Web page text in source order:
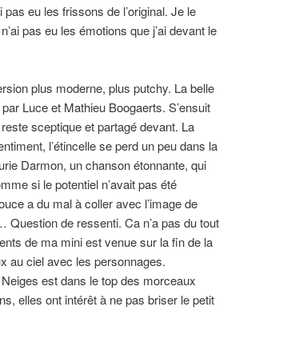
eu les frissons de l’original. Je le
pas eu les émotions que j’ai devant le
plus moderne, plus putchy. La belle
Luce et Mathieu Boogaerts. S’ensuit
sceptique et partagé devant. La
l’étincelle se perd un peu dans la
Darmon, un chanson étonnante, qui
si le potentiel n’avait pas été
a du mal à coller avec l’image de
Question de ressenti. Ca n’a pas du tout
de ma mini est venue sur la fin de la
au ciel avec les personnages.
est dans le top des morceaux
elles ont intérêt à ne pas briser le petit